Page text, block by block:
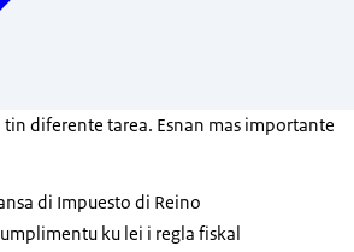
tin diferente tarea. Esnan mas importante
di Impuesto di Reino
ku lei i regla fiskal